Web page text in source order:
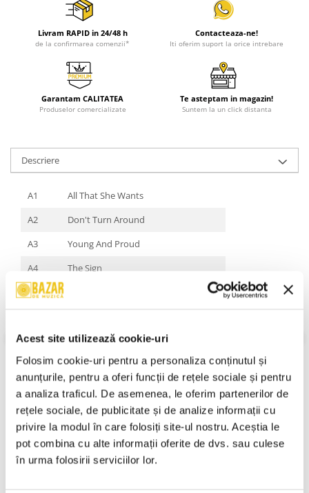
Acest site utilizează cookie-uri
Folosim cookie-uri pentru a personaliza conținutul și
anunțurile, pentru a oferi funcții de rețele sociale și pentru
a analiza traficul. De asemenea, le oferim partenerilor de
rețele sociale, de publicitate și de analize informații cu
privire la modul în care folosiți site-ul nostru. Aceștia le
pot combina cu alte informații oferite de dvs. sau culese
în urma folosirii serviciilor lor.
Livram RAPID in 24/48 h
de la confirmarea comenzii*
Contacteaza-ne!
Iti oferim suport la orice intrebare
Garantam CALITATEA
Produselor comercializate
Te asteptam in magazin!
Suntem la un click distanta
Descriere
A1
All That She Wants
A2
Don't Turn Around
A3
Young And Proud
A4
The Sign
A5
B1
Wheel Of Fortune
B2
Waiting For Magic [Total Remix 7"]
B3
Happy Nation
B4
Voulez-Vous Danser
B5
My Mind [Mindless Mix]
B6
All That She Wants [Banghra Version]
VEZI MAI MULT
Stare Coperta:
Near Mint (NM or M-)
Stare Caseta:Near Mint (NM or M-)
Gen: Electronic
Stil:Synth-pop
An Lansare: 1993
Informatii conformitate produs